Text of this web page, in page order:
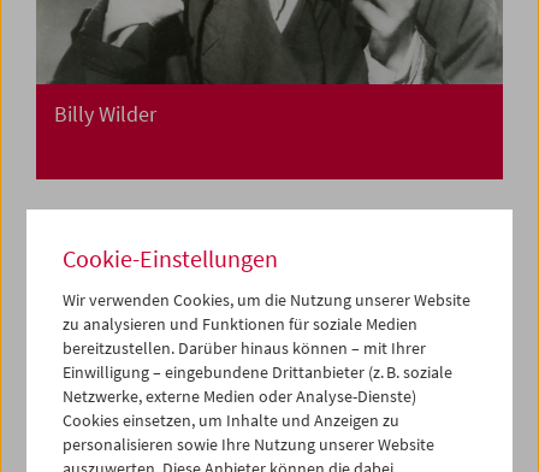
Billy Wilder
Cookie-Einstellungen
Wir verwenden Cookies, um die Nutzung unserer Website
zu analysieren und Funktionen für soziale Medien
bereitzustellen. Darüber hinaus können – mit Ihrer
Einwilligung – eingebundene Drittanbieter (z. B. soziale
Netzwerke, externe Medien oder Analyse-Dienste)
Cookies einsetzen, um Inhalte und Anzeigen zu
personalisieren sowie Ihre Nutzung unserer Website